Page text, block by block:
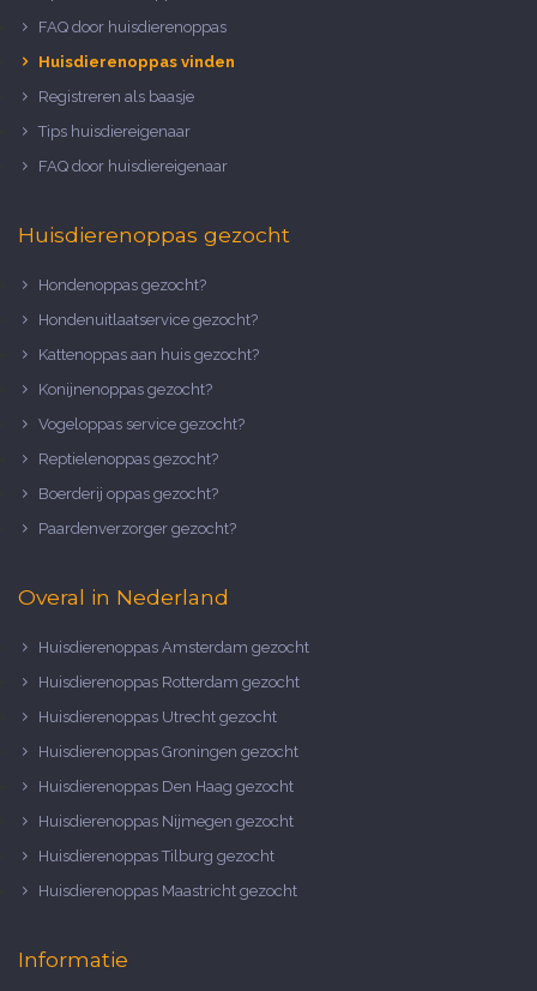
FAQ door huisdierenoppas
Huisdierenoppas vinden
Registreren als baasje
Tips huisdiereigenaar
FAQ door huisdiereigenaar
Huisdierenoppas gezocht
Hondenoppas gezocht?
Hondenuitlaatservice gezocht?
Kattenoppas aan huis gezocht?
Konijnenoppas gezocht?
Vogeloppas service gezocht?
Reptielenoppas gezocht?
Boerderij oppas gezocht?
Paardenverzorger gezocht?
Overal in Nederland
Huisdierenoppas Amsterdam gezocht
Huisdierenoppas Rotterdam gezocht
Huisdierenoppas Utrecht gezocht
Huisdierenoppas Groningen gezocht
Huisdierenoppas Den Haag gezocht
Huisdierenoppas Nijmegen gezocht
Huisdierenoppas Tilburg gezocht
Huisdierenoppas Maastricht gezocht
Informatie